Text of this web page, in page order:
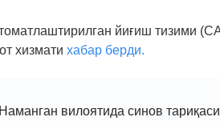
йиғиш тизими
хизмати хабар берди.
вилоятида синов